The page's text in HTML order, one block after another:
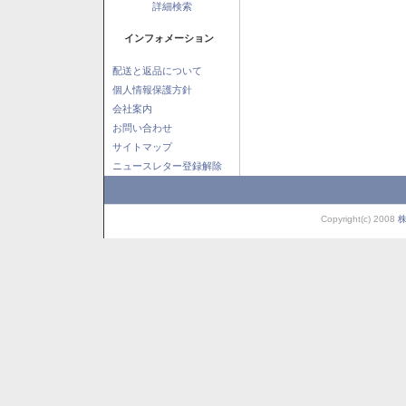
詳細検索
インフォメーション
配送と返品について
個人情報保護方針
会社案内
お問い合わせ
サイトマップ
ニュースレター登録解除
Copyright(c) 2008